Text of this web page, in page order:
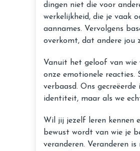
dingen niet die voor
werkelijkheid, die je vaak
aannames. Vervolgens
overkomt, dat andere jou
Vanuit het geloof van
onze emotionele reacties.
verbaasd. Ons
identiteit, maar als we
Wil jij jezelf leren kennen
bewust wordt van wie je
veranderen. Veranderen